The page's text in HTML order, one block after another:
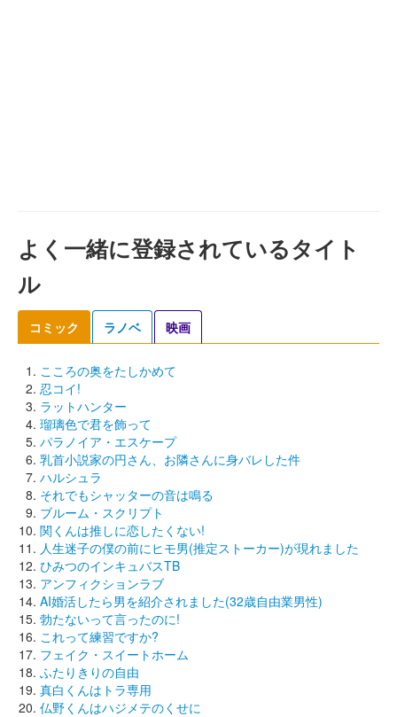
よく一緒に登録されているタイト
ル
コミック ラノベ 映画
こころの奥をたしかめて
忍コイ!
ラットハンター
瑠璃色で君を飾って
パラノイア・エスケープ
乳首小説家の円さん、お隣さんに身バレした件
ハルシュラ
それでもシャッターの音は鳴る
ブルーム・スクリプト
関くんは推しに恋したくない!
人生迷子の僕の前にヒモ男(推定ストーカー)が現れました
ひみつのインキュバスTB
アンフィクションラブ
AI婚活したら男を紹介されました(32歳自由業男性)
勃たないって言ったのに!
これって練習ですか?
フェイク・スイートホーム
ふたりきりの自由
真白くんはトラ専用
仏野くんはハジメテのくせに